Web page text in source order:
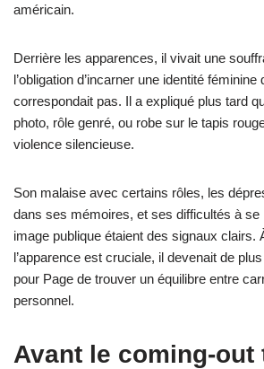
américain.
Derrière les apparences, il vivait une
l’obligation d’incarner une identité féminine
correspondait pas. Il a expliqué plus tard
photo, rôle genré, ou robe sur le tapis
violence silencieuse.
Son malaise avec certains rôles, les
dans ses mémoires, et ses difficultés à
image publique étaient des signaux clairs.
l’apparence est cruciale, il devenait de
pour Page de trouver un équilibre entre
personnel.
Avant le coming-out